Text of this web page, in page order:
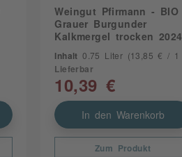
Weingut Pfirmann - BIO
Grauer Burgunder
Kalkmergel trocken 2024
Inhalt0.75 Liter
(13,85 € / 1 Liter)
Lieferbar
10,39 €
In den Warenkorb
Zum Produkt